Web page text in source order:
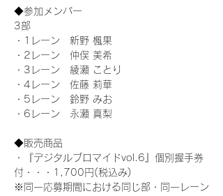
◆参加メンバー
3部
・1レーン　新野 楓果
・2レーン　仲俣 美希
・3レーン　綾瀬 ことり
・4レーン　佐藤 莉華
・5レーン　鈴野 みお
・6レーン　永瀬 真梨
◆販売商品
・『デジタルブロマイドvol.6』個別握手券
付・・・1,700円(税込み)
※同一応募期間における同じ部・同一レーン